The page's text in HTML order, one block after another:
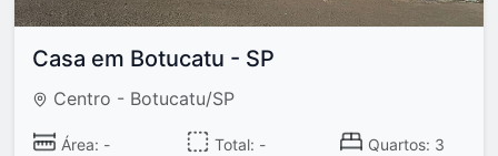
Casa em Botucatu - SP
Centro - Botucatu/SP
Área: - Total: -
Quartos: 3